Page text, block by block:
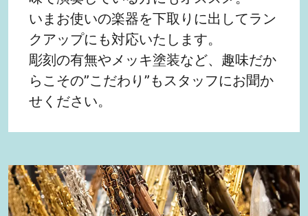
いまお使いの楽器を下取りに出してラン
クアップにも対応いたします。
彫刻の有無やメッキ塗装など、趣味だか
らこその”こだわり”もスタッフにお聞か
せください。